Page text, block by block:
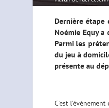
Dernière étape
Noémie Equy
Parmi les
du jeu à
présente au
C’est